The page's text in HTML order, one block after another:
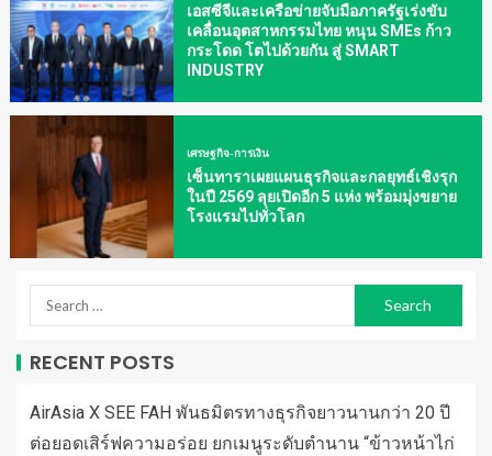
เอสซีจีและเครือข่ายจับมือภาครัฐเร่งขับ
เคลื่อนอุตสาหกรรมไทย หนุน SMEs ก้าว
กระโดด โตไปด้วยกัน สู่ SMART
INDUSTRY
เศรษฐกิจ-การเงิน
เซ็นทาราเผยแผนธุรกิจและกลยุทธ์เชิงรุก
ในปี 2569 ลุยเปิดอีก 5 แห่ง พร้อมมุ่งขยาย
โรงแรมไปทั่วโลก
RECENT POSTS
AirAsia X SEE FAH พันธมิตรทางธุรกิจยาวนานกว่า 20 ปี
ต่อยอดเสิร์ฟความอร่อย ยกเมนูระดับตำนาน “ข้าวหน้าไก่